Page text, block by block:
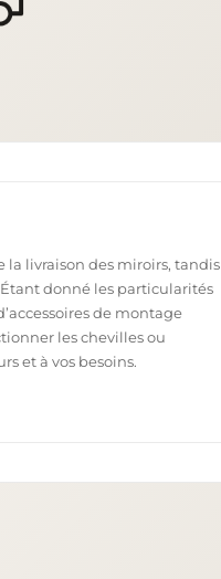
la livraison des miroirs, tandis
donné les particularités
de montage
les chevilles ou
et à vos besoins.